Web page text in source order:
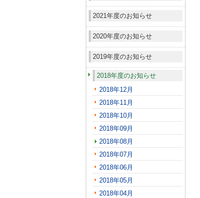
2021年度のお知らせ
2020年度のお知らせ
2019年度のお知らせ
2018年度のお知らせ
2018年12月
2018年11月
2018年10月
2018年09月
2018年08月
2018年07月
2018年06月
2018年05月
2018年04月